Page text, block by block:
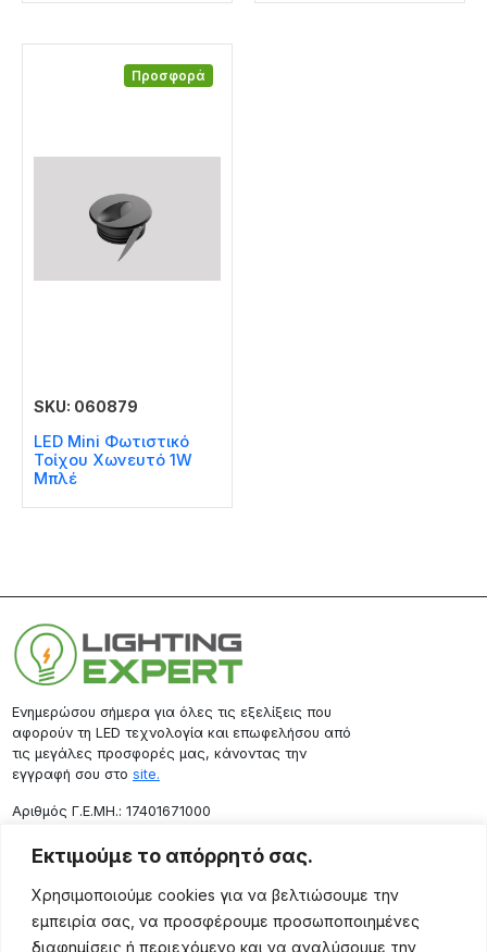
Εκτιμούμε το απόρρητό σας.
Χρησιμοποιούμε cookies για να βελτιώσουμε την
εμπειρία σας, να προσφέρουμε προσωποποιημένες
διαφημίσεις ή περιεχόμενο και να αναλύσουμε την
Προσφορά
SKU: 060879
LED Mini Φωτιστικό
Τοίχου Χωνευτό 1W
Μπλέ
Ενημερώσου σήμερα για όλες τις εξελίξεις που
αφορούν τη LED τεχνολογία και επωφελήσου από
τις μεγάλες προσφορές μας, κάνοντας την
εγγραφή σου στο site.
Aριθμός Γ.Ε.ΜΗ.: 17401671000
Επικοινωνία
Ρόδου 133, Αθήνα 10443
(+30) 211 725 5427
sales@lightingexpert.gr